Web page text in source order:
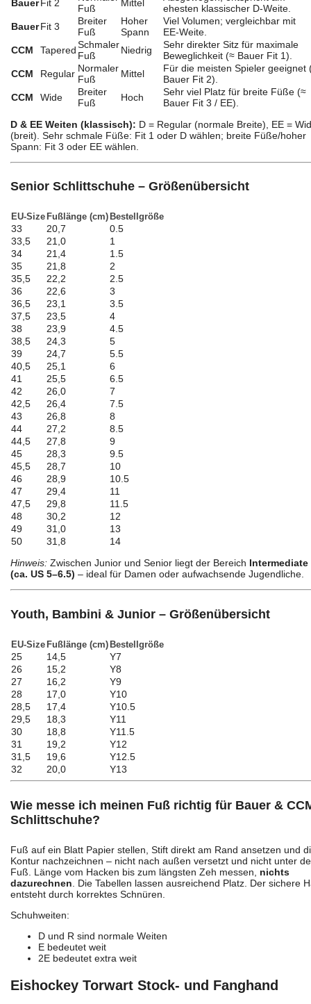
Bauer Fit 2
Fuß
Mittel
ehesten klassischer D‑Weite.
BauerFit 3
Breiter
Fuß
Hoher
Spann
Viel Volumen; vergleichbar mit
EE‑Weite.
CCM
TaperedSchmaler
Fuß
Niedrig
Sehr direkter Sitz für maximale
Beweglichkeit (≈ Bauer Fit 1).
CCM
Regular Normaler
Fuß
Mittel
Für die meisten Spieler geeignet
Bauer Fit 2).
CCM
Wide
Breiter
Fuß
Hoch
Sehr viel Platz für breite Füße (≈
Bauer Fit 3 / EE).
D & EE Weiten (klassisch): D = Regular (normale Breite), EE =
(breit). Sehr schmale Füße: Fit 1 oder D wählen; breite Füße/hoher
Spann: Fit 3 oder EE wählen.
Senior Schlittschuhe – Größenübersicht
EU-Size Fußlänge (cm) Bestellgröße
33 20,7
0.5
33,5
21,0
1
34
21,4
1.5
35
21,8
2
35,5
22,2
2.5
36
22,6
3
36,5
23,1
3.5
37,5
23,5
4
38
23,9
4.5
38,5
24,3
5
39
24,7
5.5
40,5
25,1
6
41
25,5
6.5
42
26,0
7
42,5
26,4
7.5
43
26,8
8
44
27,2
8.5
44,5
27,8
9
45
28,3
9.5
45,5
28,7
10
46
28,9
10.5
47
29,4
11
47,5
29,8
11.5
48
30,2
12
49
31,0
13
50
31,8
14
Hinweis: Zwischen Junior und Senior liegt der Bereich Intermediate
(ca. US 5–6.5) – ideal für Damen oder aufwachsende Jugendliche.
Youth, Bambini & Junior – Größenübersicht
EU-Size Fußlänge (cm) Bestellgröße
25 14,5
Y7
26
15,2
Y8
27
16,2
Y9
28
17,0
Y10
28,5
17,4
Y10.5
29,5
18,3
Y11
30
18,8
Y11.5
31
19,2
Y12
31,5
19,6
Y12.5
32
20,0 Y13
Wie messe ich meinen Fuß richtig für Bauer &
Schlittschuhe?
Fuß auf ein Blatt Papier stellen, Stift direkt am Rand ansetzen und
Kontur nachzeichnen – nicht nach außen versetzt und nicht unter
Fuß. Länge vom Hacken bis zum längsten Zeh messen, nichts
dazurechnen . Die Tabellen lassen ausreichend Platz. Der sichere
entsteht durch korrektes Schnüren.
Schuhweiten:
D und R sind normale Weiten
E bedeutet weit
2E bedeutet extra weit
Eishockey Torwart Stock- und Fanghand